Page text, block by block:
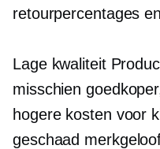
retourpercentages
Lage kwaliteit
misschien
hogere kosten voor
geschaad